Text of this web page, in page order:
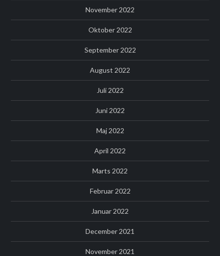
November 2022
Oktober 2022
September 2022
August 2022
Juli 2022
Juni 2022
Maj 2022
April 2022
Marts 2022
Februar 2022
Januar 2022
December 2021
November 2021